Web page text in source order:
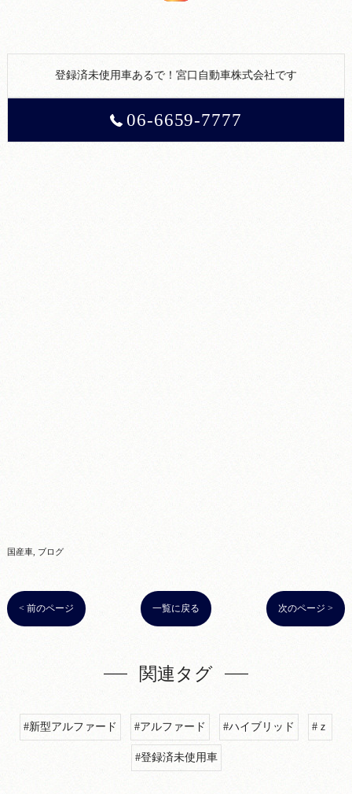
登録済未使用車あるで！宮口自動車株式会社です
06-6659-7777
国産車 ブログ
< 前のページ 一覧に戻る 次のページ >
関連タグ
#新型アルファード #アルファード #ハイブリッド #ｚ
#登録済未使用車